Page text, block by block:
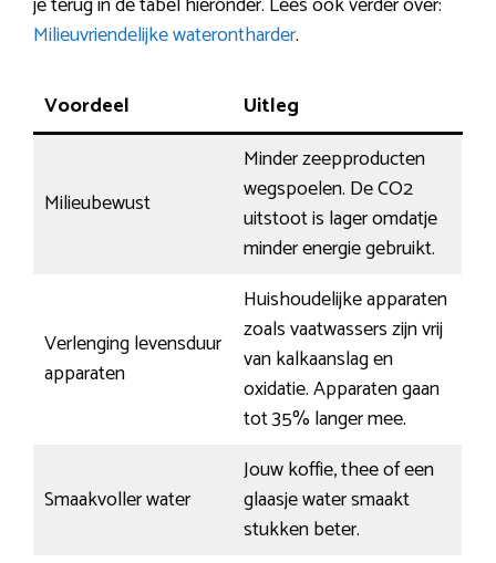
Milieuvriendelijke waterontharder.
Voordeel Uitleg
Milieubewust
Minder zeepproducten
wegspoelen. De CO2
uitstoot is lager omdatje
minder energie gebruikt.
Verlenging levensduur
apparaten
Huishoudelijke apparaten
zoals vaatwassers zijn vrij
van kalkaanslag en
oxidatie. Apparaten gaan
tot 35% langer mee.
Smaakvoller water
Jouw koffie, thee of een
glaasje water smaakt
stukken beter.